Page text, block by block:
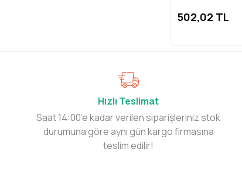
502,02 TL
Hızlı Teslimat
Saat 14:00’e kadar verilen siparişleriniz stok
durumuna göre aynı gün kargo firmasına
teslim edilir!